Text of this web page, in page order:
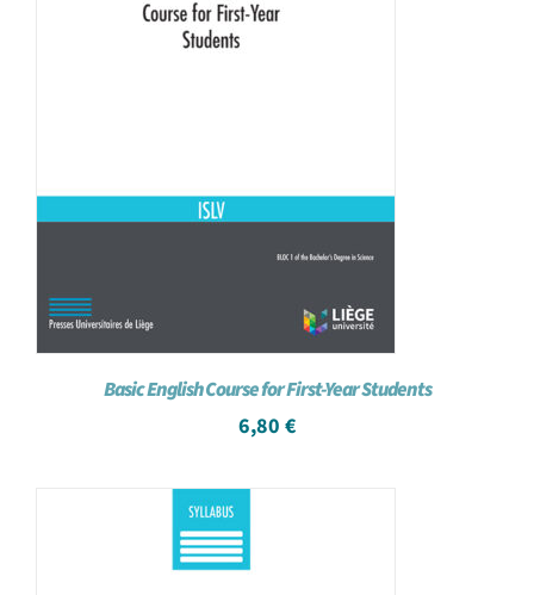
Basic English Course for First-Year Students
6,80 €